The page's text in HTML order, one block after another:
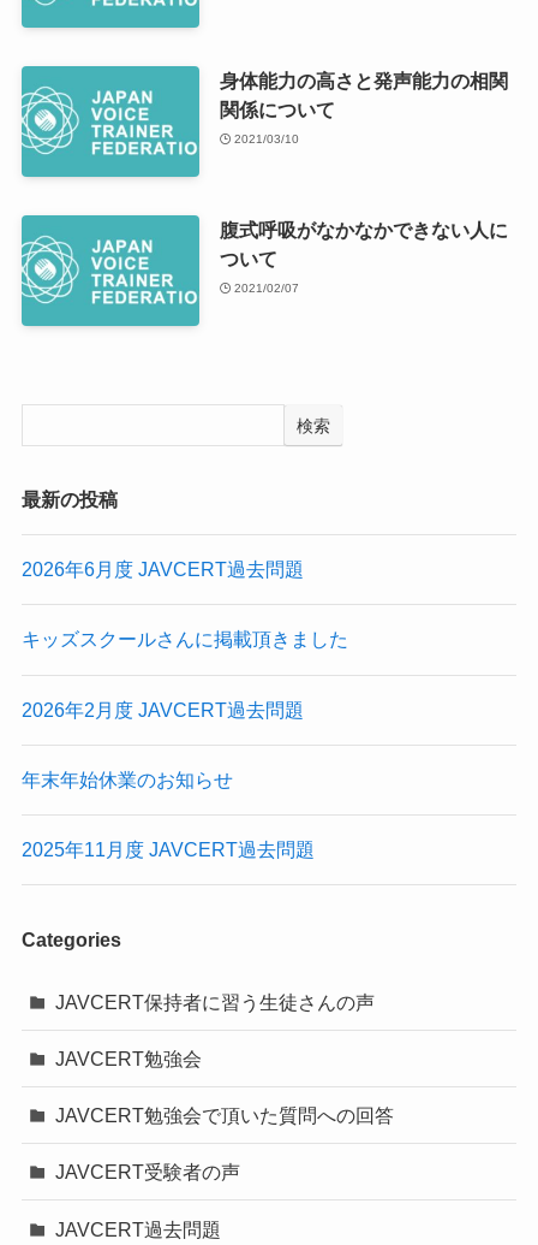
身体能力の高さと発声能力の相関
関係について
2021/03/10
腹式呼吸がなかなかできない人に
ついて
2021/02/07
検索
最新の投稿
2026年6月度 JAVCERT過去問題
キッズスクールさんに掲載頂きました
2026年2月度 JAVCERT過去問題
年末年始休業のお知らせ
2025年11月度 JAVCERT過去問題
Categories
JAVCERT保持者に習う生徒さんの声
JAVCERT勉強会
JAVCERT勉強会で頂いた質問への回答
JAVCERT受験者の声
JAVCERT過去問題